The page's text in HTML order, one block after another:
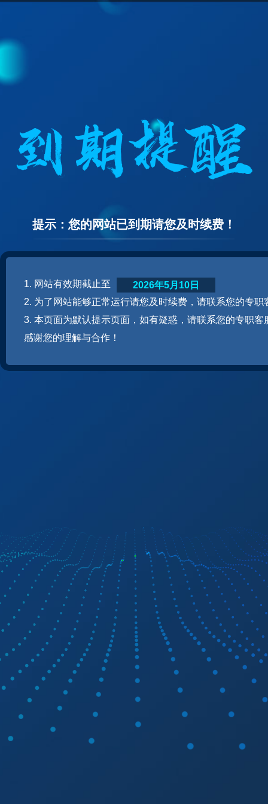
提示：您的网站已到期请您及时续费！
1. 网站有效期截止至
2. 为了网站能够正常运行请您及时续费，请联系您的专职
3. 本页面为默认提示页面，如有疑惑，请联系您的专职客
感谢您的理解与合作！
2026年5月10日